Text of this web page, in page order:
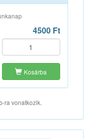
4500 Ft
Kosárba
ra vonatkozik.